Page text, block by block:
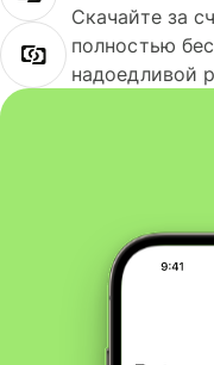
Скачайте за
полностью
надоедливой